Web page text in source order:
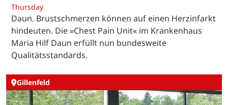
Thursday
Daun. Brustschmerzen können auf einen Herzinfarkt
hindeuten. Die »Chest Pain Unit« im Krankenhaus
Maria Hilf Daun erfüllt nun bundesweite
Qualitätsstandards.
Gillenfeld